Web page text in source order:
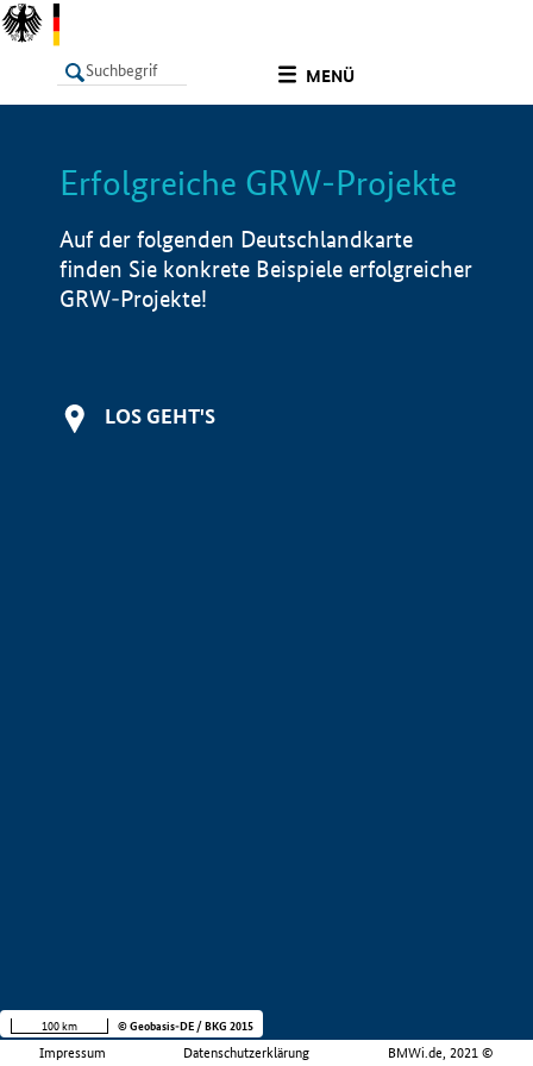
MENÜ
LISTE Info
Erfolgreiche GRW-Projekte
Auf der folgenden Deutschlandkarte
finden Sie konkrete Beispiele erfolgreicher
GRW-Projekte!
LOS GEHT'S
Impressum Datenschutzerklärung BMWi.de, 2021 ©
100 km © Geobasis-DE / BKG 2015